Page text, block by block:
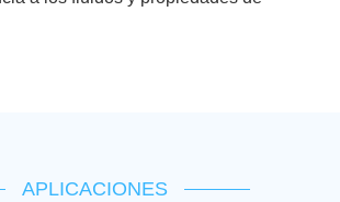
APLICACIONES